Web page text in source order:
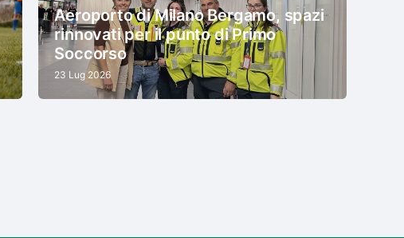
Aeroporto di Milano Bergamo, spazi
rinnovati per il punto di Primo
Soccorso
23 Lug 2026